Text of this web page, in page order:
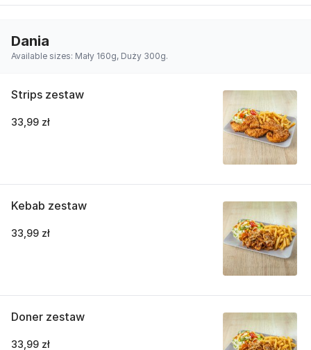
Dania
Available sizes: Mały 160g, Duży 300g.
Strips zestaw
33,99 zł
Kebab zestaw
33,99 zł
Doner zestaw
33,99 zł